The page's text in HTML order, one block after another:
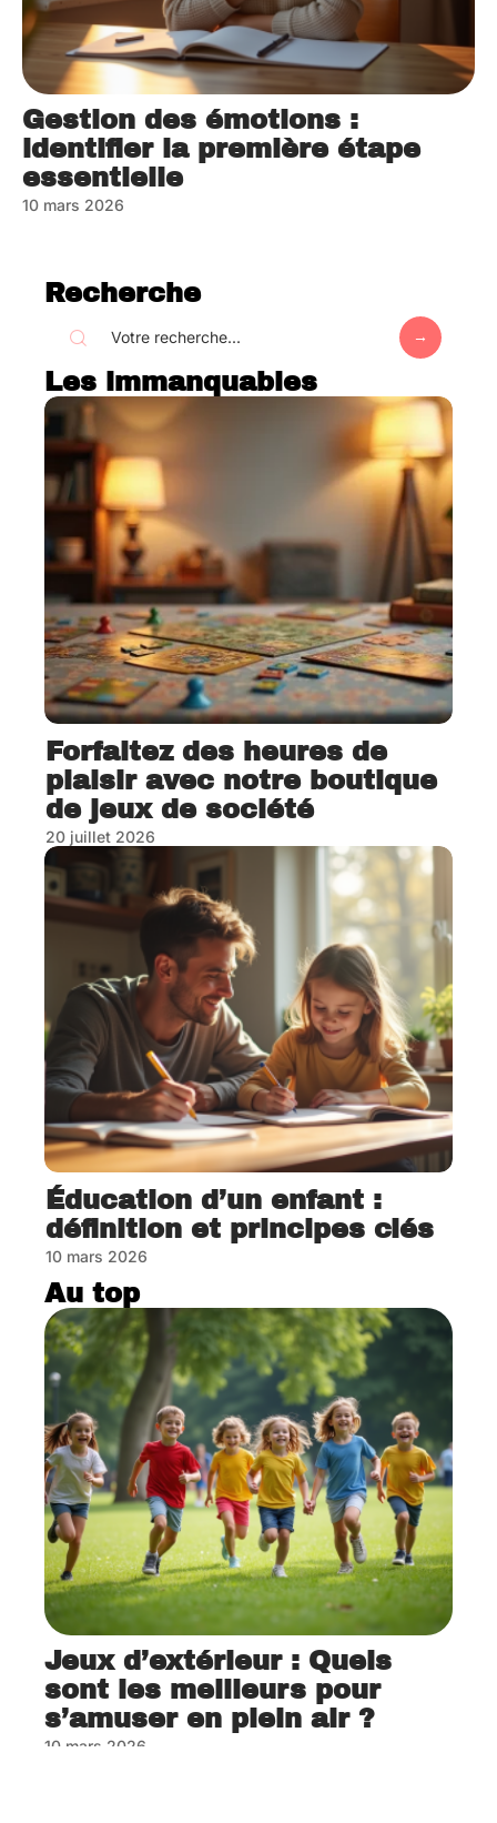
Gestion des émotions :
identifier la première étape
essentielle
10 mars 2026
Recherche
Les immanquables
Forfaitez des heures de
plaisir avec notre boutique
de jeux de société
20 juillet 2026
Éducation d’un enfant :
définition et principes clés
10 mars 2026
Au top
Jeux d’extérieur : Quels
sont les meilleurs pour
s’amuser en plein air ?
10 mars 2026